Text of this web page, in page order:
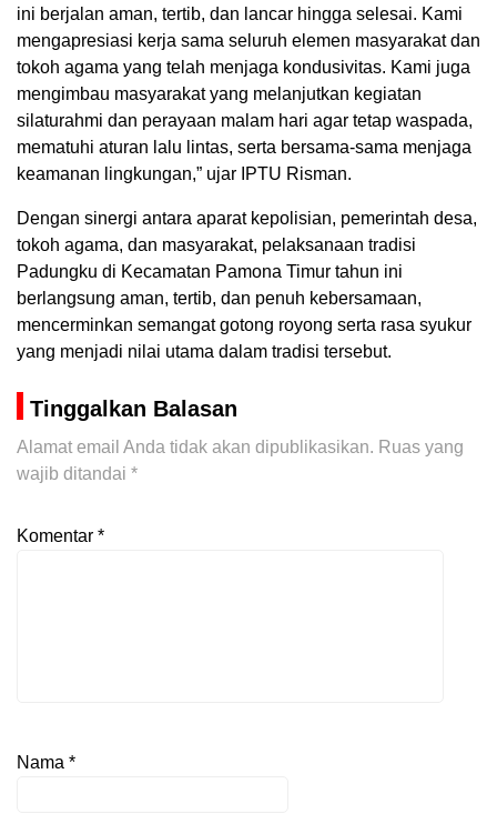
ini berjalan aman, tertib, dan lancar hingga selesai. Kami
mengapresiasi kerja sama seluruh elemen masyarakat dan
tokoh agama yang telah menjaga kondusivitas. Kami juga
mengimbau masyarakat yang melanjutkan kegiatan
silaturahmi dan perayaan malam hari agar tetap waspada,
mematuhi aturan lalu lintas, serta bersama-sama menjaga
keamanan lingkungan,” ujar IPTU Risman.
Dengan sinergi antara aparat kepolisian, pemerintah desa,
tokoh agama, dan masyarakat, pelaksanaan tradisi
Padungku di Kecamatan Pamona Timur tahun ini
berlangsung aman, tertib, dan penuh kebersamaan,
mencerminkan semangat gotong royong serta rasa syukur
yang menjadi nilai utama dalam tradisi tersebut.
Tinggalkan Balasan
Alamat email Anda tidak akan dipublikasikan. Ruas yang
wajib ditandai *
Komentar *
Nama *